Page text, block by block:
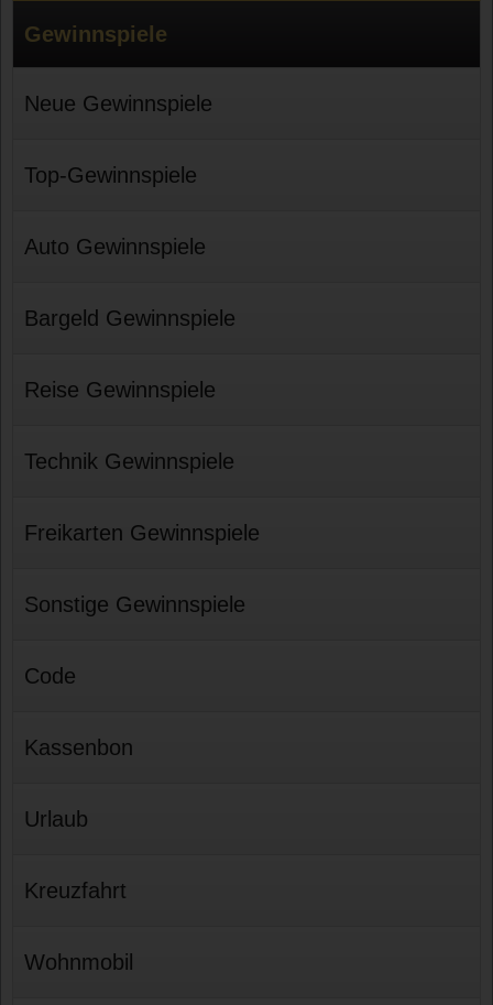
Gewinnspiele
Neue Gewinnspiele
Top-Gewinnspiele
Auto Gewinnspiele
Bargeld Gewinnspiele
Reise Gewinnspiele
Technik Gewinnspiele
Freikarten Gewinnspiele
Sonstige Gewinnspiele
Code
Kassenbon
Urlaub
Kreuzfahrt
Wohnmobil